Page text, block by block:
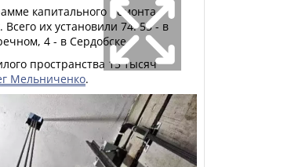
капитального ремонта
их установили 74: 55 - в
4 - в Сердобске.
пространства 15 тысяч
Мельниченко.